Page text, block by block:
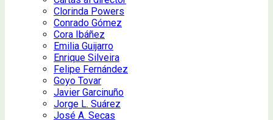
Clorinda Powers
Conrado Gómez
Cora Ibáñez
Emilia Guijarro
Enrique Silveira
Felipe Fernández
Goyo Tovar
Javier Garcinuño
Jorge L. Suárez
José A. Secas